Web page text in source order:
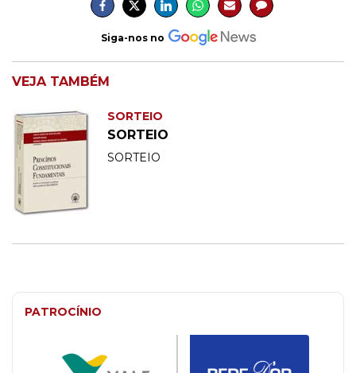
Siga-nos no
VEJA TAMBÉM
SORTEIO
SORTEIO
SORTEIO
PATROCÍNIO